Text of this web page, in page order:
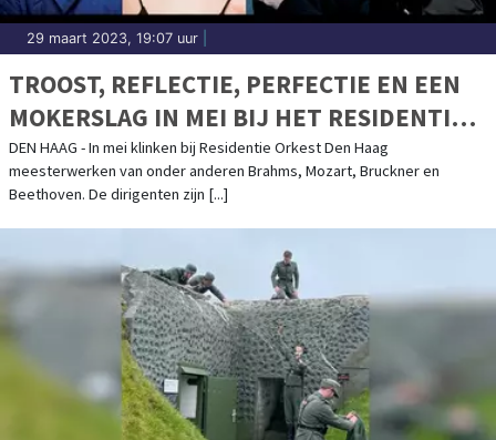
29 maart 2023, 19:07 uur
TROOST, REFLECTIE, PERFECTIE EN EEN
MOKERSLAG IN MEI BIJ HET RESIDENTIE
ORKEST
DEN HAAG - In mei klinken bij Residentie Orkest Den Haag
meesterwerken van onder anderen Brahms, Mozart, Bruckner en
Beethoven. De dirigenten zijn [...]